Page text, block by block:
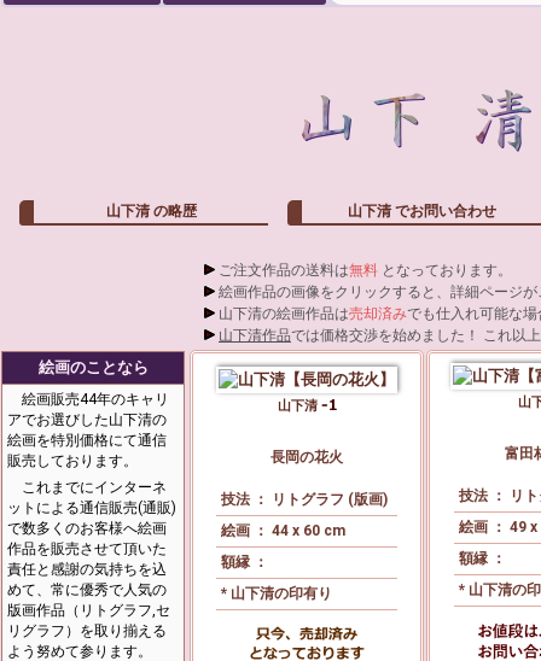
山下清の略歴 山下清でお問い合わせ
ご注文作品の送料は無料 となっております。
絵画作品の画像をクリックすると、詳細ページ
山下清の絵画作品は売却済みでも仕入れ可能な
山下清作品では価格交渉を始めました！ これ以
絵画のことなら
絵画販売44年のキャリ
アでお選びした山下清の
絵画を特別価格にて通信
販売しております。
これまでにインターネ
ットによる通信販売(通販)
で数多くのお客様へ絵画
作品を販売させて頂いた
責任と感謝の気持ちを込
めて、常に優秀で人気の
版画作品（リトグラフ,セ
リグラフ）を取り揃える
よう努めて参ります。
山下清
長岡の花火
技法 ： リトグラフ (版画)
絵画 ： 44 x 60 cm
額縁 ：
* 山下清の印有り
山
富田
技法 ： リ
絵画 ： 49
額縁 ：
* 山下清の